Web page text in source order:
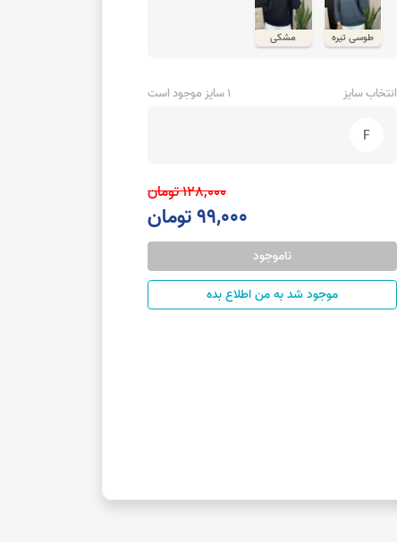
طوسی تیره مشکی
انتخاب سایز 1 سایز موجود است
F
128,000 تومان
99,000 تومان
ناموجود
موجود شد به من اطلاع بده